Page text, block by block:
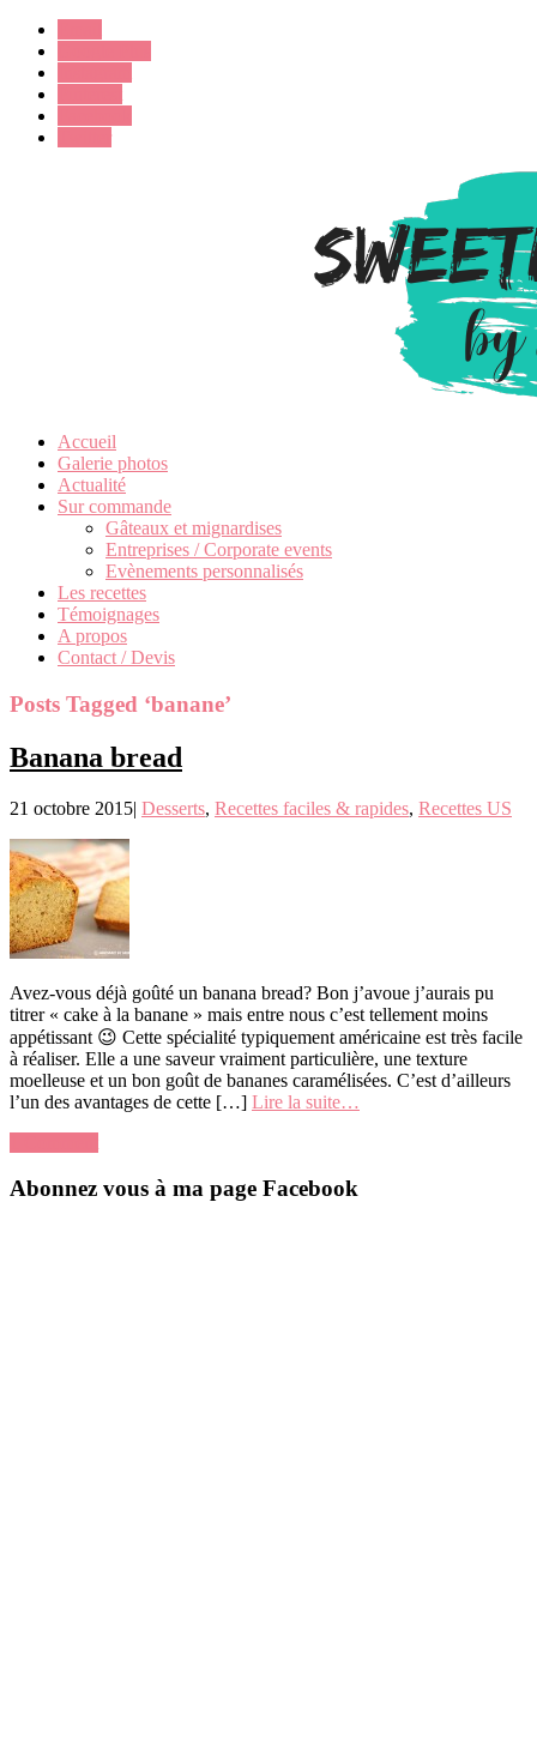
Accueil
Galerie photos
Actualité
Sur commande
Gâteaux et mignardises
Entreprises / Corporate events
Evènements personnalisés
Les recettes
Témoignages
A propos
Contact / Devis
Posts Tagged ‘banane’
Banana bread
21 octobre 2015| Desserts, Recettes faciles & rapides, Recettes US
Avez-vous déjà goûté un banana bread? Bon j’avoue j’aurais pu
titrer « cake à la banane » mais entre nous c’est tellement moins
appétissant 😉 Cette spécialité typiquement américaine est très facile
à réaliser. Elle a une saveur vraiment particulière, une texture
moelleuse et un bon goût de bananes caramélisées. C’est d’ailleurs
l’un des avantages de cette […] Lire la suite…
Abonnez vous à ma page Facebook